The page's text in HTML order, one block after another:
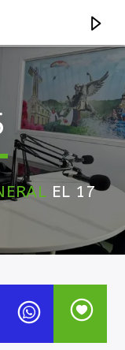
ABIERTO
EL 17